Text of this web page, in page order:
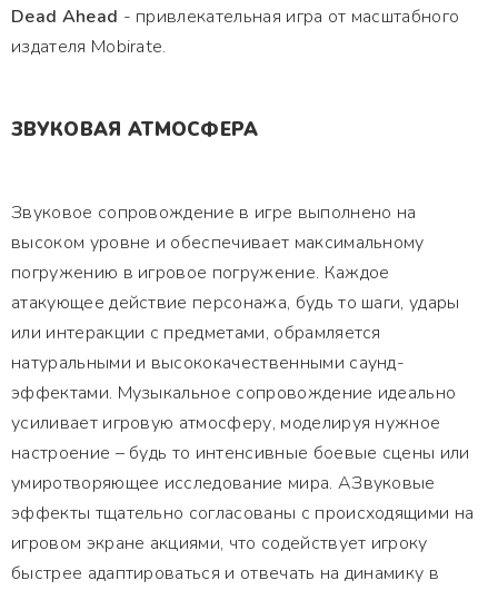
Dead Ahead - привлекательная игра от масштабного
издателя Mobirate.
ЗВУКОВАЯ АТМОСФЕРА
Звуковое сопровождение в игре выполнено на
высоком уровне и обеспечивает максимальному
погружению в игровое погружение. Каждое
атакующее действие персонажа, будь то шаги, удары
или интеракции с предметами, обрамляется
натуральными и высококачественными саунд-
эффектами. Музыкальное сопровождение идеально
усиливает игровую атмосферу, моделируя нужное
настроение – будь то интенсивные боевые сцены или
умиротворяющее исследование мира. АЗвуковые
эффекты тщательно согласованы с происходящими на
игровом экране акциями, что содействует игроку
быстрее адаптироваться и отвечать на динамику в